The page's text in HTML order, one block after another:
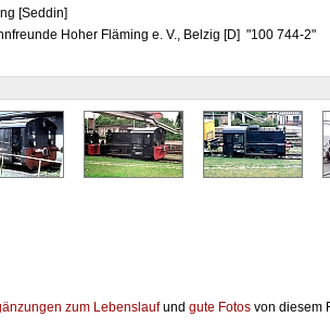
[Seddin]
Hoher Fläming e. V., Belzig [D] "100 744-2"
zum Lebenslaufund gute Fotos von diesem